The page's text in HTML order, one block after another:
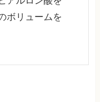
ボリュームを